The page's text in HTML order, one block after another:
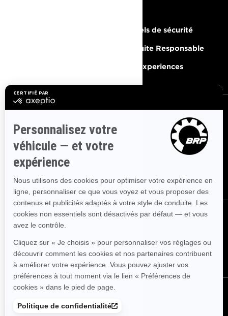
Rappels de sécurité
Conduite Responsable
BRP Experiences
Inscrivez-vous à nos courriels.
Recevez les dernières
nouvelles, les événements et les offres.
SUIVEZ NOUS